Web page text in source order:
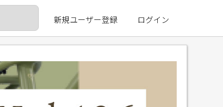
新規ユーザー登録 ログイン